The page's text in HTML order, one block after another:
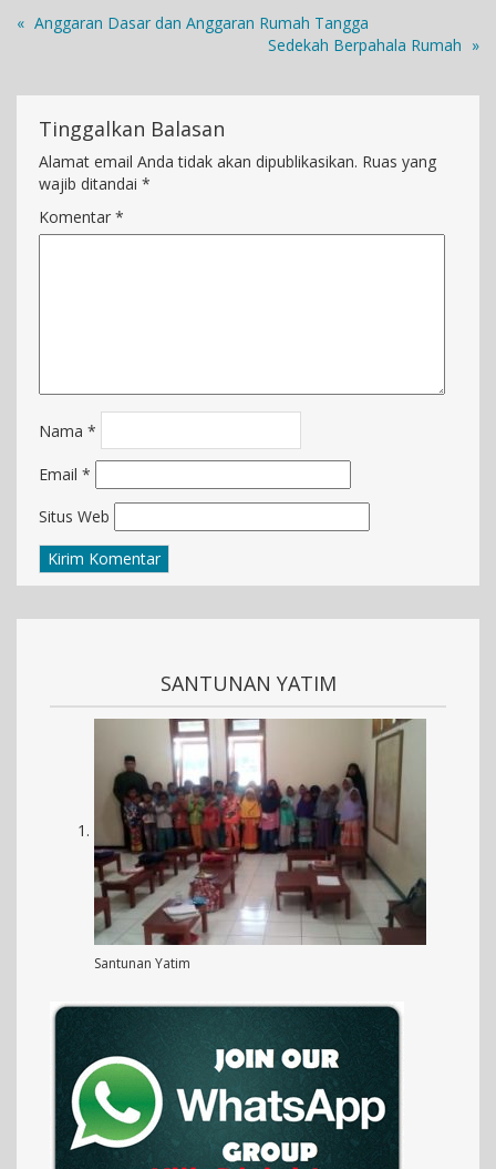
« Anggaran Dasar dan Anggaran Rumah Tangga
Sedekah Berpahala Rumah »
Tinggalkan Balasan
Alamat email Anda tidak akan dipublikasikan. Ruas yang
wajib ditandai *
Komentar *
Nama *
Email *
Situs Web
SANTUNAN YATIM
Santunan Yatim